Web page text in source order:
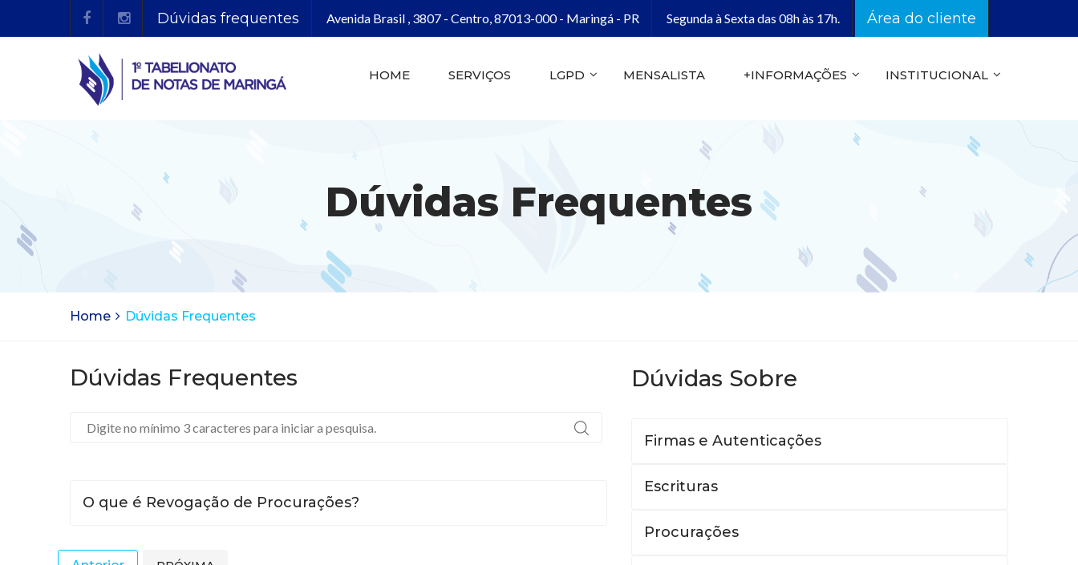
Dúvidas frequentes Avenida Brasil , 3807 - Centro, 87013-000 - Maringá - PR Segunda à Sexta das 08h às 17h. Área do cliente
HOME SERVIÇOS LGPD MENSALISTA +INFORMAÇÕES INSTITUCIONAL
Dúvidas Frequentes
Home Dúvidas Frequentes
Dúvidas Frequentes
O que é Revogação de Procurações?
Dúvidas Sobre
Firmas e Autenticações
Escrituras
Procurações